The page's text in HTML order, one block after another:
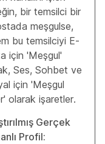
bir temsilci bir
meşgulse,
bu temsilciyi E-
için 'Meşgul'
Ses, Sohbet ve
için 'Meşgul
olarak işaretler.
Gerçek
Profil: